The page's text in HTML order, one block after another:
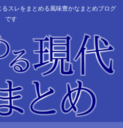
スレをまとめる風味豊かなまとめブログ
です